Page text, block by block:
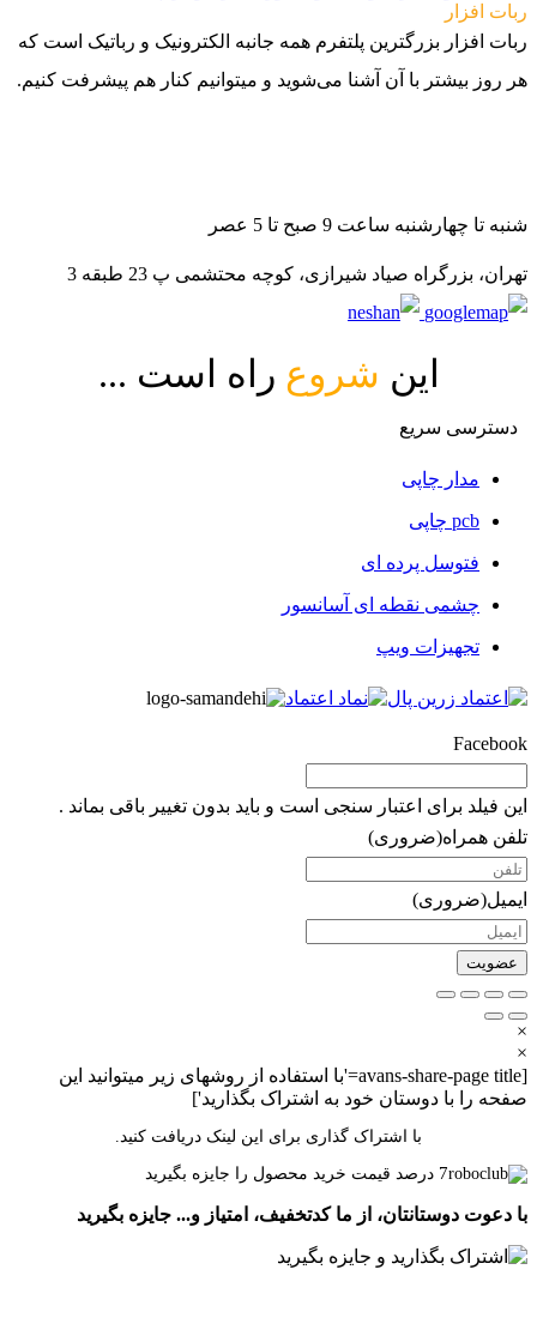
ربات افزار
ربات افزار بزرگترین پلتفرم همه جانبه الکترونیک و رباتیک است که
هر روز بیشتر با آن آشنا می‌شوید و میتوانیم کنار هم پیشرفت کنیم.
شنبه تا چهارشنبه ساعت 9 صبح تا 5 عصر
تهران، بزرگراه صیاد شیرازی، کوچه محتشمی پ 23 طبقه 3
این شروع راه است ...
دسترسی سریع
مدار چاپی
pcb چاپی
فتوسل پرده ای
چشمی نقطه ای آسانسور
تجهیزات ویپ
Facebook
این فیلد برای اعتبار سنجی است و باید بدون تغییر باقی بماند .
تلفن همراه(ضروری)
ایمیل(ضروری)
×
×
[avans-share-page title='با استفاده از روشهای زیر میتوانید این
صفحه را با دوستان خود به اشتراک بگذارید']
با اشتراک گذاری برای این لینک دریافت کنید.
7 درصد قیمت خرید محصول را جایزه بگیرید
با دعوت دوستانتان، از ما کدتخفیف، امتیاز و... جایزه بگیرید